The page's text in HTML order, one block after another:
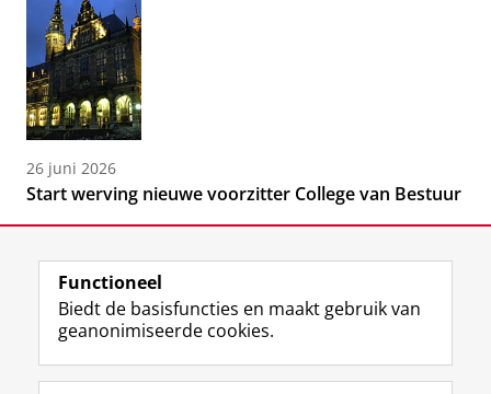
26 juni 2026
Start werving nieuwe voorzitter College van Bestuur
Volg de RUG
F
L
R I
Y
Functioneel
Biedt de basisfuncties en maakt gebruik van
geanonimiseerde cookies.